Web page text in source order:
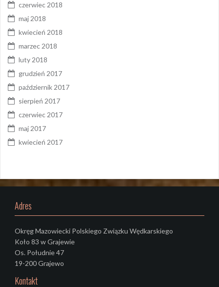
czerwiec 2018
maj 2018
kwiecień 2018
marzec 2018
luty 2018
grudzień 2017
październik 2017
sierpień 2017
czerwiec 2017
maj 2017
kwiecień 2017
Adres
Okręg Mazowiecki Polskiego Związku Wędkarskiego
Koło 83 w Grajewie
Os. Południe 47
19-200 Grajewo
Kontakt